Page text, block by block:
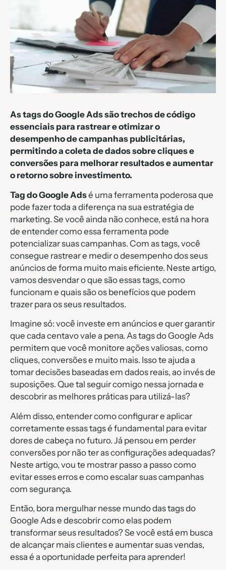
As tags do Google Ads são trechos de código
essenciais para rastrear e otimizar o
desempenho de campanhas publicitárias,
permitindo a coleta de dados sobre cliques e
conversões para melhorar resultados e aumentar
o retorno sobre investimento.
Tag do Google Adsé uma ferramenta poderosa que
pode fazer toda a diferença na sua estratégia de
marketing. Se você ainda não conhece, está na hora
de entender como essa ferramenta pode
potencializar suas campanhas. Com as tags, você
consegue rastrear e medir o desempenho dos seus
anúncios de forma muito mais eficiente. Neste artigo,
vamos desvendar o que são essas tags, como
funcionam e quais são os benefícios que podem
trazer para os seus resultados.
Imagine só: você investe em anúncios e quer garantir
que cada centavo vale a pena. As tags do Google Ads
permitem que você monitore ações valiosas, como
cliques, conversões e muito mais. Isso te ajuda a
tomar decisões baseadas em dados reais, ao invés de
suposições. Que tal seguir comigo nessa jornada e
descobrir as melhores práticas para utilizá-las?
Além disso, entender como configurar e aplicar
corretamente essas tags é fundamental para evitar
dores de cabeça no futuro. Já pensou em perder
conversões por não ter as configurações adequadas?
Neste artigo, vou te mostrar passo a passo como
evitar esses erros e como escalar suas campanhas
com segurança.
Então, bora mergulhar nesse mundo das tags do
Google Ads e descobrir como elas podem
transformar seus resultados? Se você está em busca
de alcançar mais clientes e aumentar suas vendas,
essa é a oportunidade perfeita para aprender!